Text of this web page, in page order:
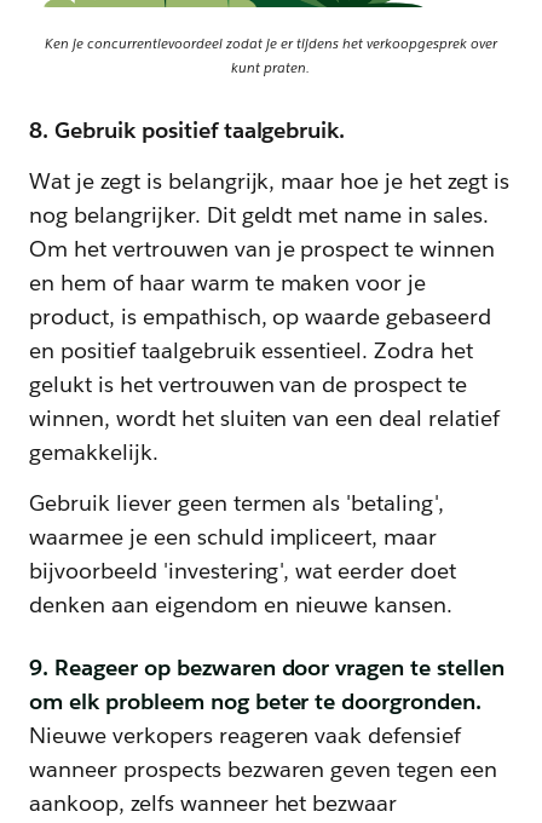
Ken je concurrentievoordeel zodat je er tijdens het verkoopgesprek over
kunt praten.
8. Gebruik positief taalgebruik.
Wat je zegt is belangrijk, maar hoe je het zegt is
nog belangrijker. Dit geldt met name in sales.
Om het vertrouwen van je prospect te winnen
en hem of haar warm te maken voor je
product, is empathisch, op waarde gebaseerd
en positief taalgebruik essentieel. Zodra het
gelukt is het vertrouwen van de prospect te
winnen, wordt het sluiten van een deal relatief
gemakkelijk.
Gebruik liever geen termen als 'betaling',
waarmee je een schuld impliceert, maar
bijvoorbeeld 'investering', wat eerder doet
denken aan eigendom en nieuwe kansen.
9. Reageer op bezwaren door vragen te stellen
om elk probleem nog beter te doorgronden.
Nieuwe verkopers reageren vaak defensief
wanneer prospects bezwaren geven tegen een
aankoop, zelfs wanneer het bezwaar